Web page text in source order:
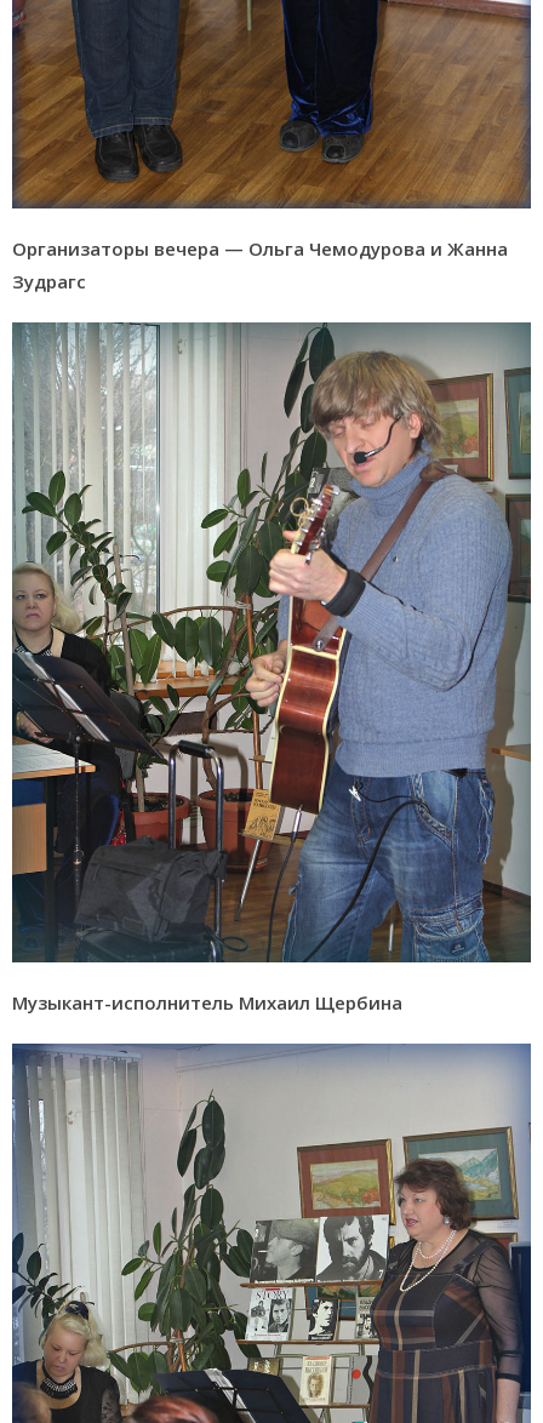
Организаторы вечера — Ольга Чемодурова и Жанна
Зудрагс
Музыкант-исполнитель Михаил Щербина